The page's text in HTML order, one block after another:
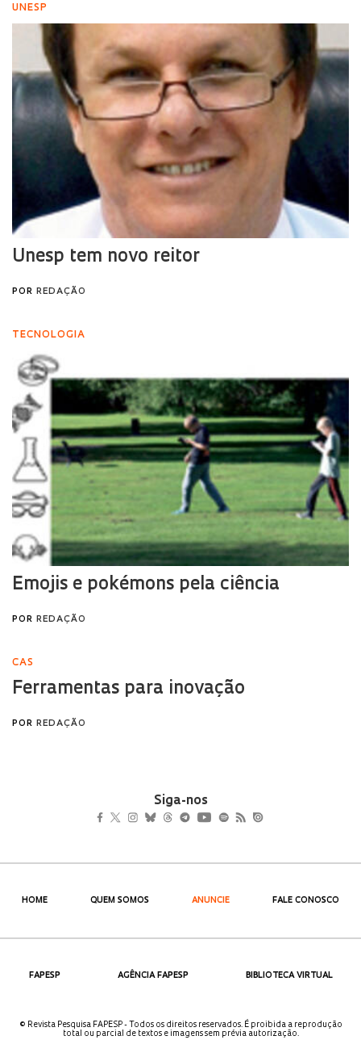
Siga-nos
HOME QUEM SOMOS ANUNCIE FALE CONOSCO
FAPESP AGÊNCIA FAPESP BIBLIOTECA VIRTUAL
© Revista Pesquisa FAPESP - Todos os direitos reservados. É proibida a reprodução
total ou parcial de textos e imagens sem prévia autorização.